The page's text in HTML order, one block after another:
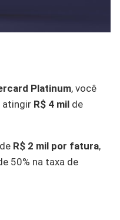
Platinum, você
atingir R$ 4 mil de
R$ 2 mil por fatura,
50% na taxa de